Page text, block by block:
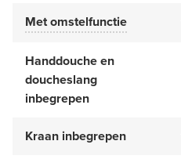
Met omstelfunctie
Handdouche en
doucheslang
inbegrepen
Kraan inbegrepen